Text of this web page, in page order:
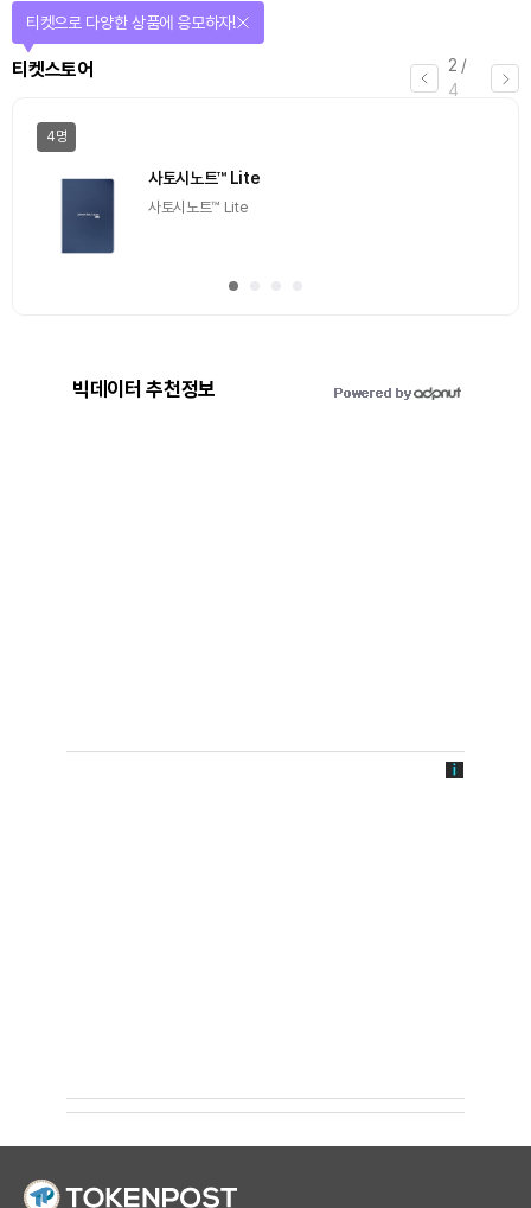
2 /
4
티켓스토어
티켓으로 다양한 상품에 응모하자!
4명
사토시노트™ Lite
사토시노트™ Lite
빅데이터 추천정보